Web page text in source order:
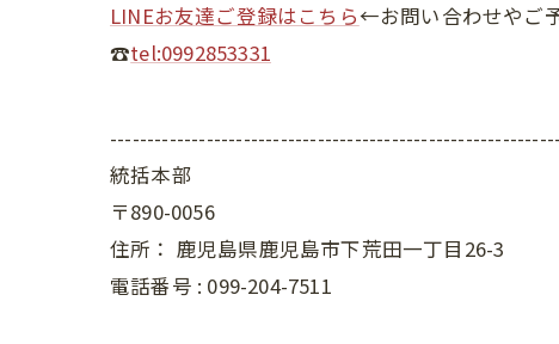
LINEお友達ご登録はこちら←お問い合わせやご
☎tel:0992853331
統括本部
〒890-0056
住所： 鹿児島県鹿児島市下荒田一丁目26-3
電話番号 : 099-204-7511